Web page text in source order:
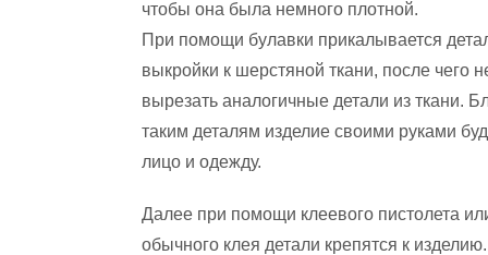
чтобы она была немного плотной.
При помощи булавки прикалывается
выкройки к шерстяной ткани, после чего
вырезать аналогичные детали из ткани.
таким деталям изделие своими руками
лицо и одежду.
Далее при помощи клеевого пистолета
обычного клея детали крепятся к изделию.